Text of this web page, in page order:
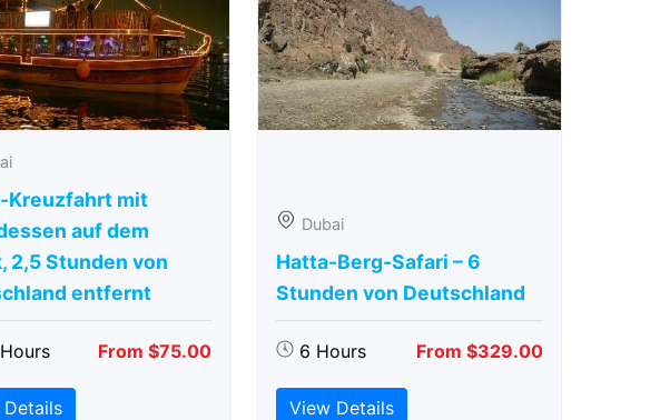
Kreuzfahrt mit
auf dem
2,5 Stunden von
entfernt
From $75.00
Dubai
Hatta-Berg-Safari – 6
Stunden von Deutschland
6 Hours From $329.00
View Details